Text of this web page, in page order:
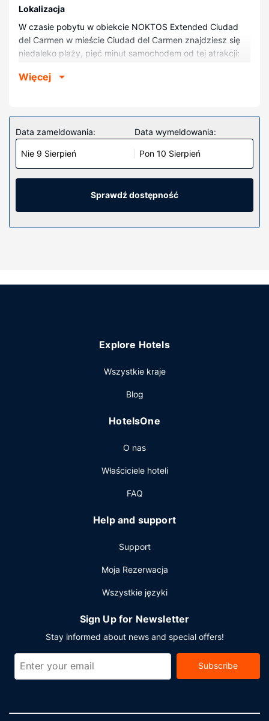
Lokalizacja
W czasie pobytu w obiekcie NOKTOS Extended Ciudad
del Carmen w mieście Ciudad del Carmen znajdziesz się
niedaleko plaży, pięć minut samochodem od tej atrakcji:
km od atrakcji takiej jak Plaża Norte i 5,7 km od miejsca
Poczuj się jak w domu w 30 klimatyzowanych pokojach,
których wyposażenie to kuchenka mikrofalowa i telewizor
płaskoekranowy. Bezpłatny bezprzewodowy dostęp do
internetu zapewni łączność ze światem, a telewizja
satelitarna — rozrywkę. Prywatna łazienka —
wyposażenie: prysznic, prysznic z deszczownicą i
centrum fitness.
Pozostałe udogodnienia
Udogodnienia biznesowe to recepcja całodobowa, pralnia
Więcej
Data zameldowania:
Nie 9 Sierpień
Data wymeldowania:
Pon 10 Sierpień
Sprawdź dostępność
Explore Hotels
Wszystkie kraje
Blog
HotelsOne
O nas
Właściciele hoteli
FAQ
Help and support
Support
Moja Rezerwacja
Wszystkie języki
Sign Up for Newsletter
Stay informed about news and special offers!
Subscribe